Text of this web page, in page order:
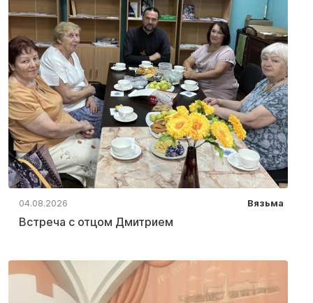
04.08.2026 Вязьма
Встреча с отцом Дмитрием